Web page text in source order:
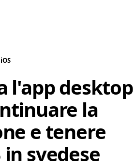
l'app desktop
la
e tenere
in svedese